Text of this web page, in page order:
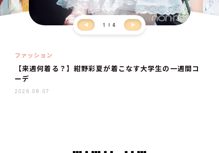
1 4
ファッション
【来週何着る？】紺野彩夏が着こなす大学生の一週間コ
ーデ
2026.08.07